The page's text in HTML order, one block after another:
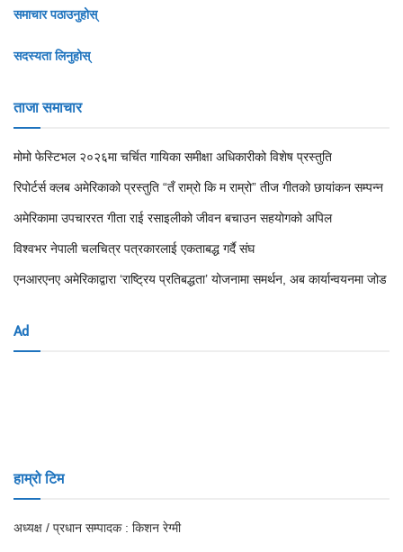
समाचार पठाउनुहोस्
सदस्यता लिनुहोस्
ताजा समाचार
मोमो फेस्टिभल २०२६मा चर्चित गायिका समीक्षा अधिकारीको विशेष प्रस्तुति
रिपोर्टर्स क्लब अमेरिकाको प्रस्तुति “तँ राम्रो कि म राम्रो” तीज गीतको छायांकन सम्पन्न
अमेरिकामा उपचाररत गीता राई रसाइलीको जीवन बचाउन सहयोगको अपिल
विश्वभर नेपाली चलचित्र पत्रकारलाई एकताबद्ध गर्दै संघ
एनआरएनए अमेरिकाद्वारा ‘राष्ट्रिय प्रतिबद्धता’ योजनामा समर्थन, अब कार्यान्वयनमा जोड
Ad
हाम्रो टिम
अध्यक्ष / प्रधान सम्पादक : किशन रेग्मी